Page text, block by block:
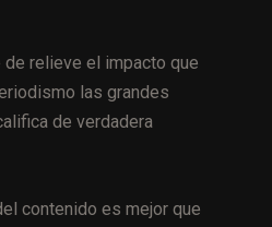
de relieve el impacto que
las grandes
de verdadera
contenido es mejor que